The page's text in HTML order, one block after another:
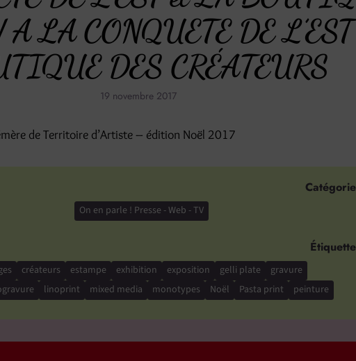
A LA CONQUETE DE
DES CRÉATEURS
19 novembre 2017
de Territoire d’Artiste – édition Noël 2017
On en parle ! Presse - Web - TV
créateurs estampe exhibition exposition gelli plate
gravure
linoprint mixed media monotypes Noël Pasta print
peinture